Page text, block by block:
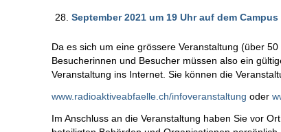
September 2021 um 19 Uhr auf dem
Da es sich um eine grössere Veranstaltung (über
Besucherinnen und Besucher müssen also ein
Veranstaltung ins Internet. Sie können die
www.radioaktiveabfaelle.ch/infoveranstaltung oder
Im Anschluss an die Veranstaltung haben Sie vor